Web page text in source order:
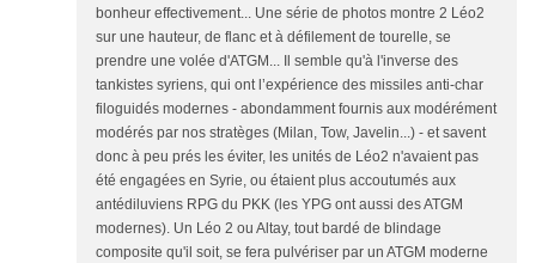
bonheur effectivement... Une série de photos montre 2 Léo2
sur une hauteur, de flanc et à défilement de tourelle, se
prendre une volée d'ATGM... Il semble qu'à l'inverse des
tankistes syriens, qui ont l’expérience des missiles anti-char
filoguidés modernes - abondamment fournis aux modérément
modérés par nos stratèges (Milan, Tow, Javelin...) - et savent
donc à peu prés les éviter, les unités de Léo2 n'avaient pas
été engagées en Syrie, ou étaient plus accoutumés aux
antédiluviens RPG du PKK (les YPG ont aussi des ATGM
modernes). Un Léo 2 ou Altay, tout bardé de blindage
composite qu'il soit, se fera pulvériser par un ATGM moderne